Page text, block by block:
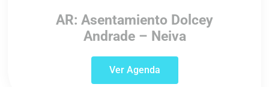
AR: Asentamiento Dolcey
Andrade – Neiva
Ver Agenda